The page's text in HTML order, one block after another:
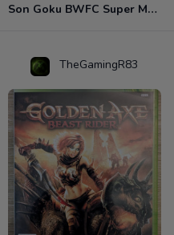
Son Goku BWFC Super Master Stars
TheGamingR83